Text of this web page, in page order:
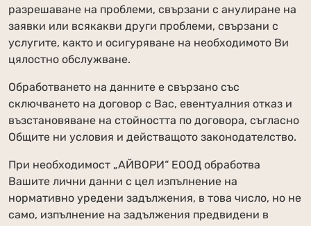
разрешаване на проблеми, свързани с анулиране на
заявки или всякакви други проблеми, свързани с
услугите, както и осигуряване на необходимото Ви
цялостно обслужване.
Обработването на данните е свързано със
сключването на договор с Вас, евентуалния отказ и
възстановяване на стойността по договора, съгласно
Общите ни условия и действащото законодателство.
При необходимост „АЙВОРИ“ ЕООД обработва
Вашите лични данни с цел изпълнение на
нормативно уредени задължения, в това число, но не
само, изпълнение на задължения предвидени в